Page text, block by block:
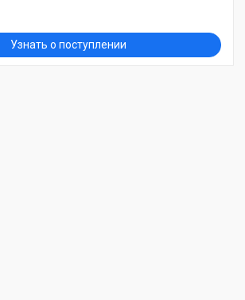
Узнать о поступлении